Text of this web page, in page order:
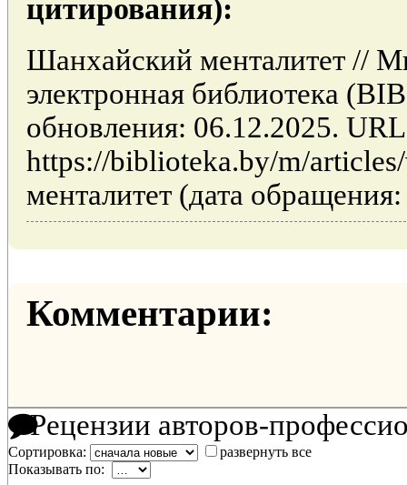
цитирования):
Шанхайский менталитет //
электронная библиотека
обновления: 06.12.2025.
https://biblioteka.by/m/
менталитет (дата
Комментарии:
Рецензии авторов-
Сортировка:
развернуть все
Показывать по: